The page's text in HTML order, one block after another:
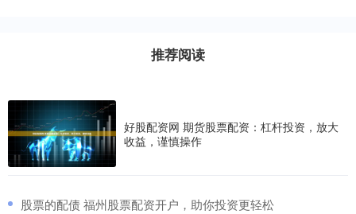
推荐阅读
好股配资网 期货股票配资：杠杆投资，放大
收益，谨慎操作
​股票的配债 福州股票配资开户，助你投资更轻松